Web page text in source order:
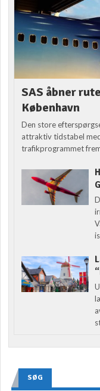
SAS åbner
København
Den store
attraktiv tidstabel
trafikprogrammet
SØG